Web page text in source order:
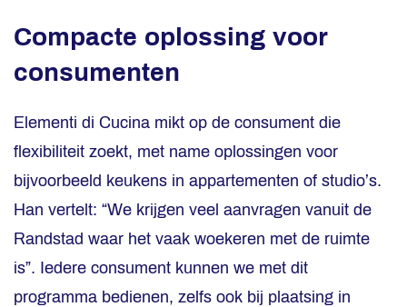
Compacte oplossing voor
consumenten
Elementi di Cucina mikt op de consument die
flexibiliteit zoekt, met name oplossingen voor
bijvoorbeeld keukens in appartementen of studio’s.
Han vertelt: “We krijgen veel aanvragen vanuit de
Randstad waar het vaak woekeren met de ruimte
is”. Iedere consument kunnen we met dit
programma bedienen, zelfs ook bij plaatsing in